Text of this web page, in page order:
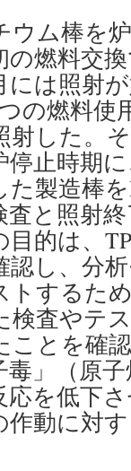
ウム棒を
の燃料交
には照射
の燃料使
射した。
停止時期
た製造棒
査と照射
目的は、
認し、分
トするた
検査やテ
ことを確
毒」（原
応を低下
作動に対